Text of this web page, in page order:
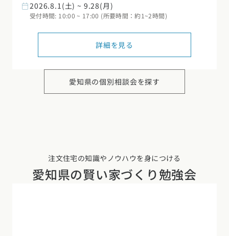
2026.8.1(土) ~ 9.28(月)
受付時間: 10:00 ~ 17:00 (所要時間：約1~2時間)
詳細を見る
愛知県の個別相談会を探す
注文住宅の知識やノウハウを身につける
愛知県の賢い家づくり勉強会